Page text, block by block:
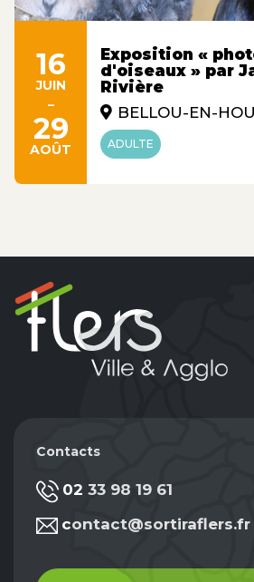
16
JUIN
-
29
AOÛT
Exposition «
d'oiseaux » par
Rivière
BELLOU-EN-
ADULTE
Contacts
02 33 98 19 61
contact@sortiraflers.fr